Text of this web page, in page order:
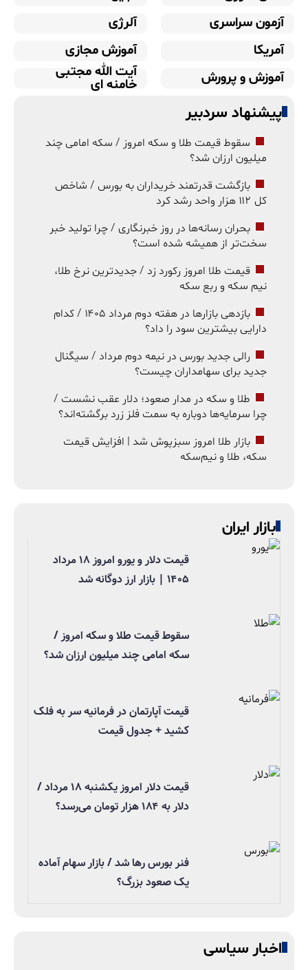
آزمون سراسری
آلرژی
آمریکا
آموزش مجازی
آموزش و پرورش
آیت الله مجتبی
خامنه ای
پیشنهاد سردبیر
سقوط قیمت طلا و سکه امروز / سکه امامی چند
میلیون ارزان شد؟
بازگشت قدرتمند خریداران به بورس / شاخص
کل ۱۱۲ هزار واحد رشد کرد
بحران رسانه‌ها در روز خبرنگاری / چرا تولید خبر
سخت‌تر از همیشه شده است؟
قیمت طلا امروز رکورد زد / جدیدترین نرخ طلا،
نیم سکه و ربع سکه
بازدهی بازارها در هفته دوم مرداد ۱۴۰۵ / کدام
دارایی بیشترین سود را داد؟
رالی جدید بورس در نیمه دوم مرداد / سیگنال
جدید برای سهامداران چیست؟
طلا و سکه در مدار صعود؛ دلار عقب نشست /
چرا سرمایه‌ها دوباره به سمت فلز زرد برگشته‌اند؟
بازار طلا امروز سبزپوش شد | افزایش قیمت
سکه، طلا و نیم‌سکه
بازار ایران
قیمت دلار و یورو امروز ۱۸ مرداد
۱۴۰۵ | بازار ارز دوگانه شد
سقوط قیمت طلا و سکه امروز /
سکه امامی چند میلیون ارزان شد؟
قیمت آپارتمان در فرمانیه سر به فلک
کشید + جدول قیمت
قیمت دلار امروز یکشنبه ۱۸ مرداد /
دلار به ۱۸۴ هزار تومان می‌رسد؟
فنر بورس رها شد / بازار سهام آماده
یک صعود بزرگ؟
اخبار سیاسی